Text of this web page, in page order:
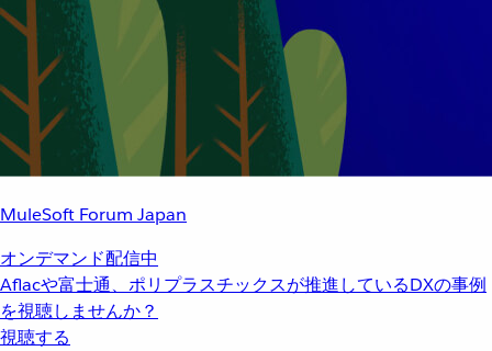
MuleSoft Forum Japan
オンデマンド配信中
Aflacや富士通、ポリプラスチックスが推進しているDXの事例
を視聴しませんか？
視聴する